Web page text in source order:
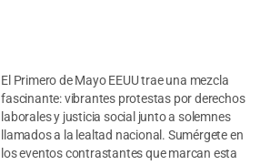
El Primero de Mayo EEUU trae una mezcla
fascinante: vibrantes protestas por derechos
laborales y justicia social junto a solemnes
llamados a la lealtad nacional. Sumérgete en
los eventos contrastantes que marcan esta